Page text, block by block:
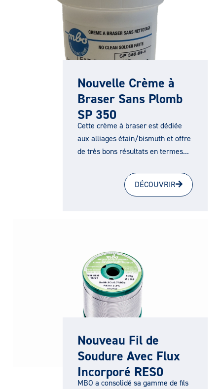
Nouvelle Crème à
Braser Sans Plomb
SP 350
Cette crème à braser est dédiée
aux alliages étain/bismuth et offre
de très bons résultats en termes...
DÉCOUVRIR
Nouveau Fil de
Soudure Avec Flux
Incorporé RES0
MBO a consolidé sa gamme de fils